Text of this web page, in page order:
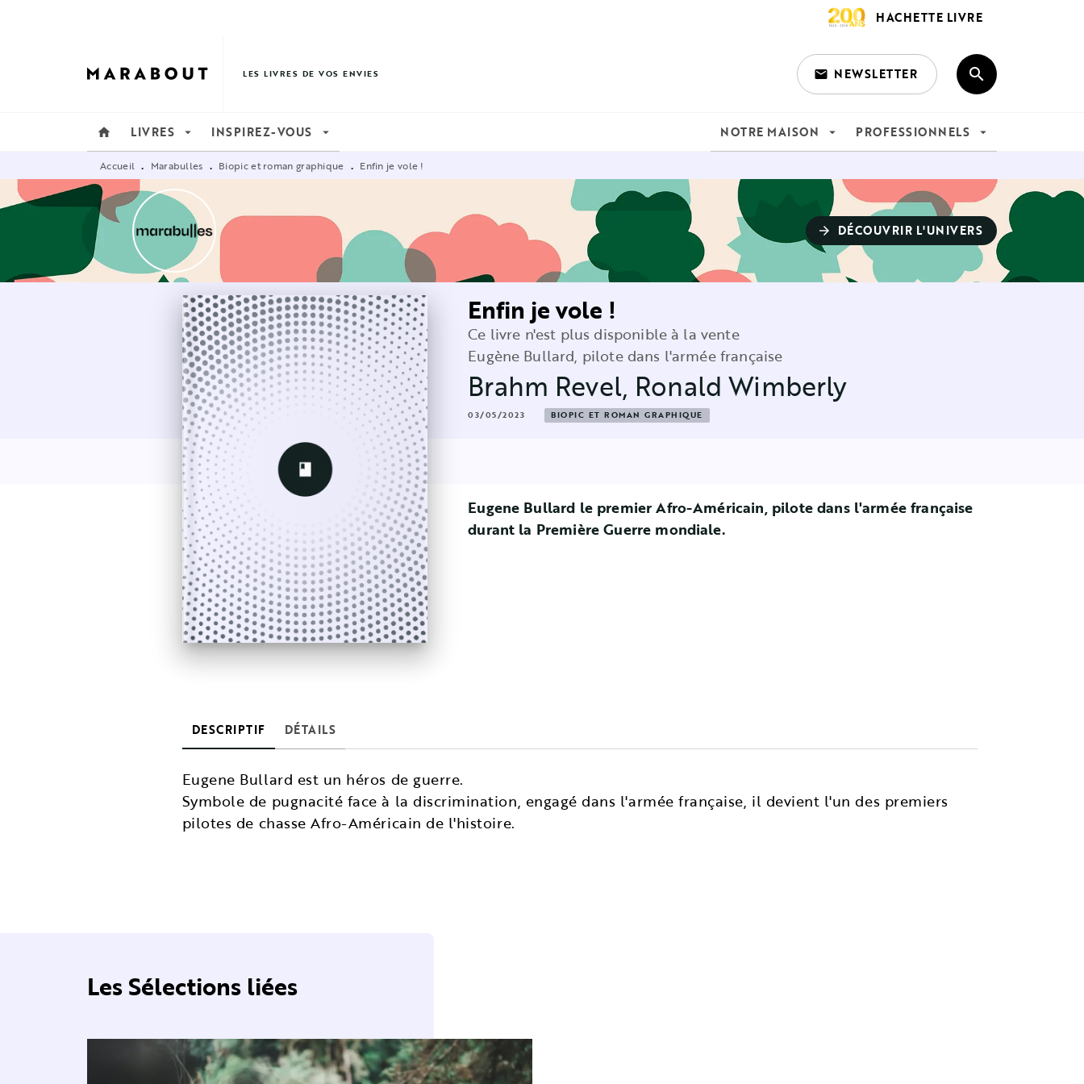
HACHETTE LIVRE
LES LIVRES DE VOS ENVIES email NEWSLETTER search
home LIVRES arrow_drop_down INSPIREZ-VOUS arrow_drop_down NOTRE MAISON arrow_drop_down PROFESSIONNELS arrow_drop_down
Accueil • Marabulles • Biopic et roman graphique • Enfin je vole !
arrow_forward DÉCOUVRIR L'UNIVERS
Enfin je vole !
Ce livre n'est plus disponible à la vente
Eugène Bullard, pilote dans l'armée française
Brahm Revel, Ronald Wimberly
03/05/2023 BIOPIC ET ROMAN GRAPHIQUE
Eugene Bullard le premier Afro-Américain, pilote dans l'armée française
durant la Première Guerre mondiale.
DESCRIPTIF DÉTAILS
Eugene Bullard est un héros de guerre.
Symbole de pugnacité face à la discrimination, engagé dans l'armée française, il devient l'un des premiers
pilotes de chasse Afro-Américain de l'histoire.
Les Sélections liées